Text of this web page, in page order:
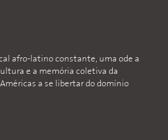
afro-latino constante, uma ode a
e a memória coletiva da
a se libertar do domínio